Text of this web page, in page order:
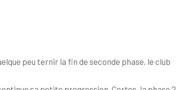
peu ternir la fin de seconde phase, le club